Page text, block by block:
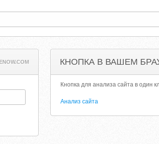
КНОПКА В ВАШЕМ
Кнопка для анализа сайта в один
Анализ сайта